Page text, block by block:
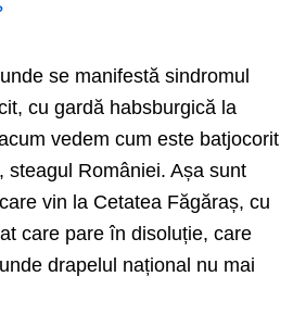
se manifestă sindromul
cu gardă habsburgică la
vedem cum este batjocorit
steagul României. Așa sunt
vin la Cetatea Făgăraș, cu
care pare în disoluție, care
drapelul național nu mai